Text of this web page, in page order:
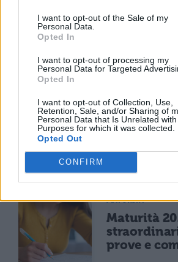
I want to opt-out of the Sale of my
Personal Data.
Opted In
I want to opt-out of processing my
Personal Data for Targeted
Opted In
I want to opt-out of Collection, Use,
Retention, Sale, and/or Sharing of
Personal Data that Is Unrelated
Purposes for which it was collected.
Opted Out
CONFIRM
obblighi
NEWS SCUOLA
gratuita
mille
MATURITÀ
Maturità
prove e